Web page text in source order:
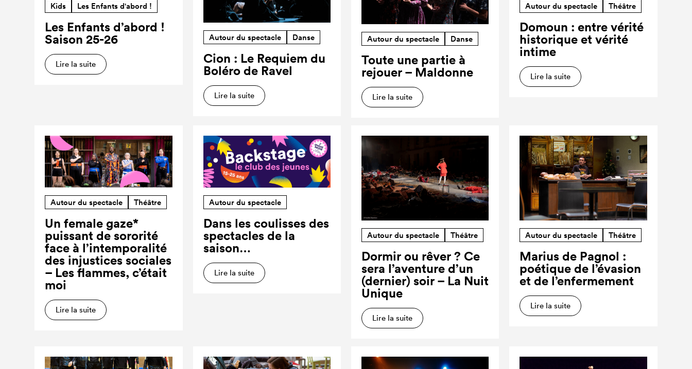
Kids Les Enfants d'abord !
Les Enfants d’abord !
Saison 25-26
Lire la suite
Autour du spectacle Danse
Cion : Le Requiem du
Boléro de Ravel
Lire la suite
Autour du spectacle Danse
Toute une partie à
rejouer – Maldonne
Lire la suite
Autour du spectacle Théâtre
Domoun : entre vérité
historique et vérité
intime
Lire la suite
Autour du spectacle Théâtre
Un female gaze*
puissant de sororité
face à l’intemporalité
des injustices sociales
– Les flammes, c’était
moi
Lire la suite
Autour du spectacle
Dans les coulisses des
spectacles de la
saison…
Lire la suite
Autour du spectacle Théâtre
Dormir ou rêver ? Ce
sera l’aventure d’un
(dernier) soir – La Nuit
Unique
Lire la suite
Autour du spectacle Théâtre
Marius de Pagnol :
poétique de l’évasion
et de l’enfermement
Lire la suite